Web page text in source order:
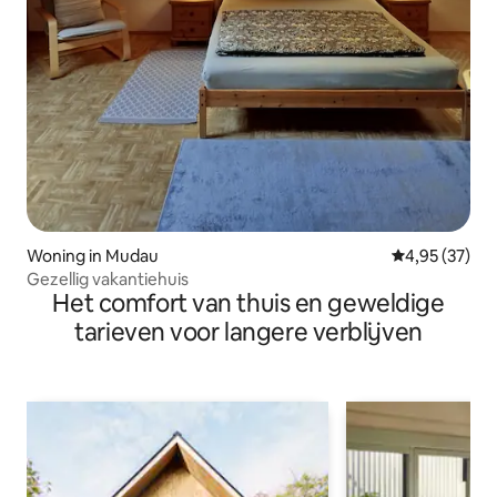
Woning in Mudau Gemiddelde
4,95 (37)
Gezellig vakantiehuis
Het comfort van thuis en geweldige
tarieven voor langere verblijven